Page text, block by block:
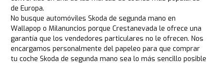
de Europa.
No busque automóviles Skoda de segunda mano en
Wallapop o Milanuncios porque Crestanevada le ofrece una
garantía que los vendedores particulares no le ofrecen. Nos
encargamos personalmente del papeleo para que comprar
tu coche Skoda de segunda mano sea lo más sencillo posible